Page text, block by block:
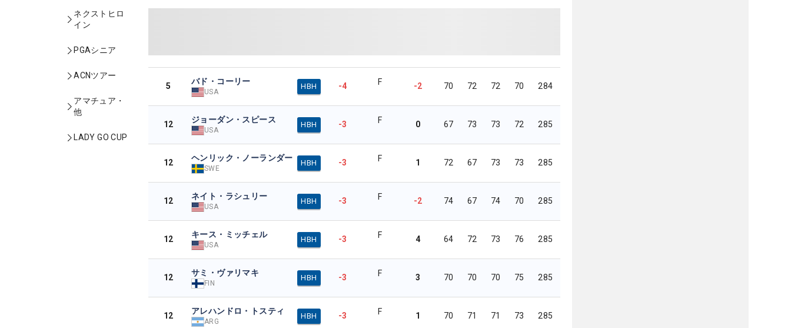
ネクストヒロ
イン
PGAシニア
ACNツアー
アマチュア・
他
LADY GO CUP
5 バド・コーリー
USA
HBH -4 F -2 70 72 72 70 284
12 ジョーダン・スピース
USA
HBH -3 F 0 67 73 73 72 285
12 ヘンリック・ノーランダー
SWE
HBH -3 F 1 72 67 73 73 285
12 ネイト・ラシュリー
USA
HBH -3 F -2 74 67 74 70 285
12 キース・ミッチェル
USA
HBH -3 F 4 64 72 73 76 285
12 サミ・ヴァリマキ
FIN
HBH -3 F 3 70 70 70 75 285
12 アレハンドロ・トスティ
ARG
HBH -3 F 1 70 71 71 73 285